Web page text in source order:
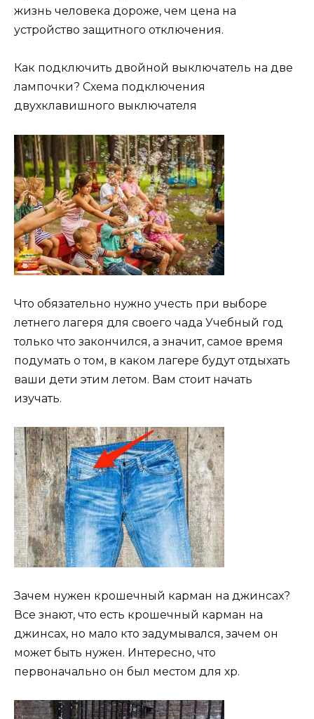
жизнь человека дороже, чем цена на
устройство защитного отключения.
Как подключить двойной выключатель на две
лампочки? Схема подключения
двухклавишного выключателя
Что обязательно нужно учесть при выборе
летнего лагеря для своего чада Учебный год
только что закончился, а значит, самое время
подумать о том, в каком лагере будут отдыхать
ваши дети этим летом. Вам стоит начать
изучать.
Зачем нужен крошечный карман на джинсах?
Все знают, что есть крошечный карман на
джинсах, но мало кто задумывался, зачем он
может быть нужен. Интересно, что
первоначально он был местом для хр.